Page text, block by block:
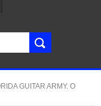
GUITAR ARMY. Ο